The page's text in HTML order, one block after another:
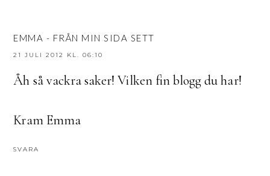
EMMA - FRÅN MIN SIDA SETT
21 JULI 2012 KL. 06:10
Åh så vackra saker! Vilken fin blogg du har!
Kram Emma
SVARA